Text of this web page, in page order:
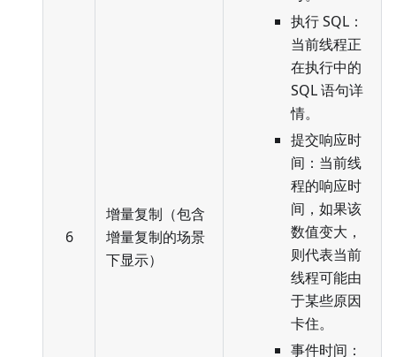
6
增量复制（包含
增量复制的场景
下显示）
执行 SQL：
当前线程正
在执行中的
SQL 语句详
情。
提交响应时
间：当前线
程的响应时
间，如果该
数值变大，
则代表当前
线程可能由
于某些原因
卡住。
事件时间：